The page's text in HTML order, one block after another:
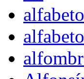
alfabeto